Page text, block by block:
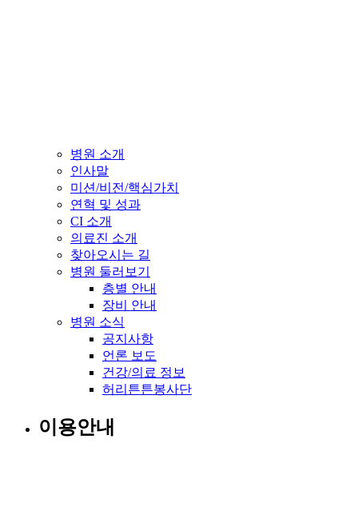
병원 소개
인사말
미션/비전/핵심가치
연혁 및 성과
CI 소개
의료진 소개
찾아오시는 길
병원 둘러보기
층별 안내
장비 안내
병원 소식
공지사항
언론 보도
건강/의료 정보
허리튼튼봉사단
이용안내